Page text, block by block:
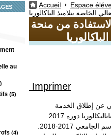
au
(5)
(4)
Accueil Espace
الخاصة بتلاميذ الباكالوريا
من منحة
Imprimer
عن إطلاق الخدمة
البكالوريا
دورة 2017
والراغبين في الإستفادة من منحة التعليم العالي برسم الموسم الجامعي 2017-2018.